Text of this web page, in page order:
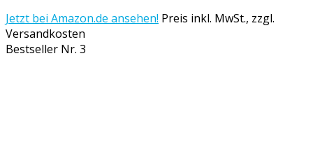
Jetzt bei Amazon.de ansehen! Preis inkl. MwSt., zzgl.
Versandkosten
Bestseller Nr. 3